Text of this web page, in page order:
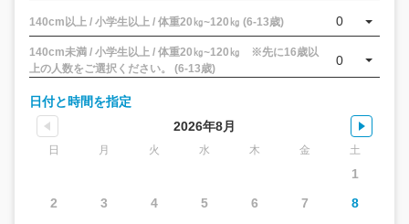
140cm以上 / 小学生以上 / 体重20㎏~120㎏ (6-13歳) 0
140cm未満 / 小学生以上 / 体重20㎏~120㎏ ※先に16歳以
上の人数をご選択ください。 (6-13歳)
0
日付と時間を指定
2026年8月
日 月 火 水 木 金 土
1
2
3 4 5 6 7
8